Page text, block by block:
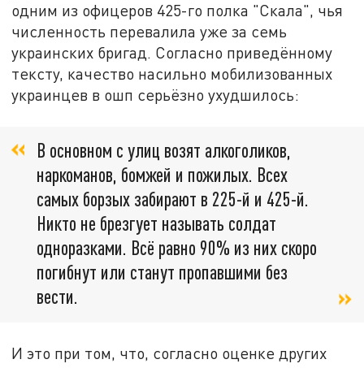
одним из офицеров 425-го полка "Скала", чья
численность перевалила уже за семь
украинских бригад. Согласно приведённому
тексту, качество насильно мобилизованных
украинцев в ошп серьёзно ухудшилось:
В основном с улиц возят алкоголиков,
наркоманов, бомжей и пожилых. Всех
самых борзых забирают в 225-й и 425-й.
Никто не брезгует называть солдат
одноразками. Всё равно 90% из них скоро
погибнут или станут пропавшими без
вести.
И это при том, что, согласно оценке других